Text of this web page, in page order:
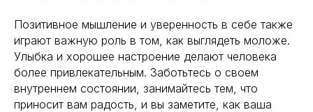
Позитивное мышление и уверенность в себе также
играют важную роль в том, как выглядеть моложе.
Улыбка и хорошее настроение делают человека
более привлекательным. Заботьтесь о своем
внутреннем состоянии, занимайтесь тем, что
приносит вам радость, и вы заметите, как ваша
Трансгуманизм
О компании
Уникальность
Исследования
9772524455@mail.ru
+7(977)252-44-55